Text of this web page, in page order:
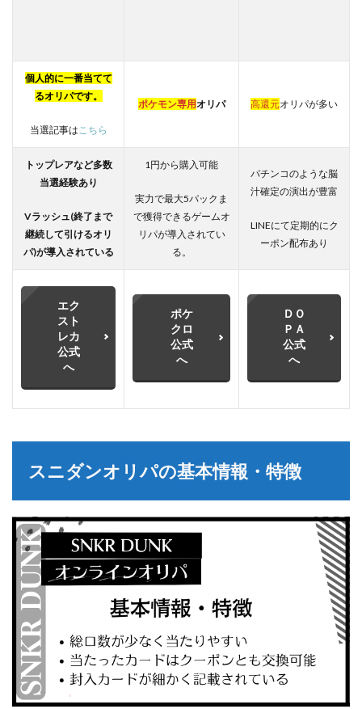
個人的に一番当てて
るオリパです。
当選記事はこちら
ポケモン専用オリパ 高還元オリパが多い
トップレアなど多数
当選経験あり
Vラッシュ(終了まで
継続して引けるオリ
パ)が導入されている
1円から購入可能
実力で最大5パックま
で獲得できるゲームオ
リパが導入されてい
る。
パチンコのような脳
汁確定の演出が豊富
LINEにて定期的にク
ーポン配布あり
エク
スト
レカ
公式
へ
ポケ
クロ
公式
へ
ＤＯ
ＰＡ
公式
へ
スニダンオリパの基本情報・特徴